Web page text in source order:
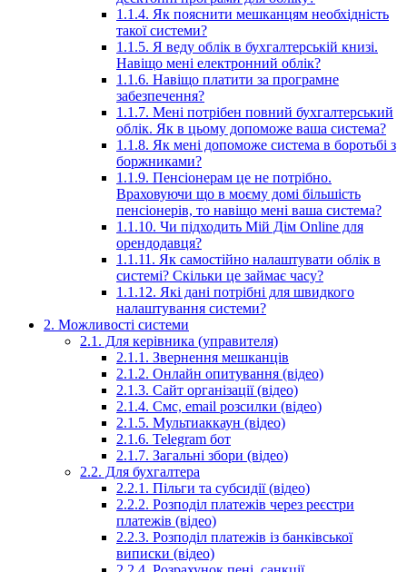
1.1.4. Як пояснити мешканцям необхідність
такої системи?
1.1.5. Я веду облік в бухгалтерській книзі.
Навіщо мені електронний облік?
1.1.6. Навіщо платити за програмне
забезпечення?
1.1.7. Мені потрібен повний бухгалтерський
облік. Як в цьому допоможе ваша система?
1.1.8. Як мені допоможе система в боротьбі з
боржниками?
1.1.9. Пенсіонерам це не потрібно.
Враховуючи що в моєму домі більшість
пенсіонерів, то навіщо мені ваша система?
1.1.10. Чи підходить Мій Дім Online для
орендодавця?
1.1.11. Як самостійно налаштувати облік в
системі? Скільки це займає часу?
1.1.12. Які дані потрібні для швидкого
налаштування системи?
2. Можливості системи
2.1. Для керівника (управителя)
2.1.1. Звернення мешканців
2.1.2. Онлайн опитування (відео)
2.1.3. Сайт організації (відео)
2.1.4. Смс, email розсилки (відео)
2.1.5. Мультиаккаун (відео)
2.1.6. Telegram бот
2.1.7. Загальні збори (відео)
2.2. Для бухгалтера
2.2.1. Пільги та субсидії (відео)
2.2.2. Розподіл платежів через реєстри
платежів (відео)
2.2.3. Розподіл платежів із банківської
виписки (відео)